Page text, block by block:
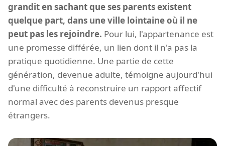
grandit en sachant que ses parents existent
quelque part, dans une ville lointaine où il ne
peut pas les rejoindre. Pour lui, l'appartenance est
une promesse différée, un lien dont il n'a pas la
pratique quotidienne. Une partie de cette
génération, devenue adulte, témoigne aujourd'hui
d'une difficulté à reconstruire un rapport affectif
normal avec des parents devenus presque
étrangers.